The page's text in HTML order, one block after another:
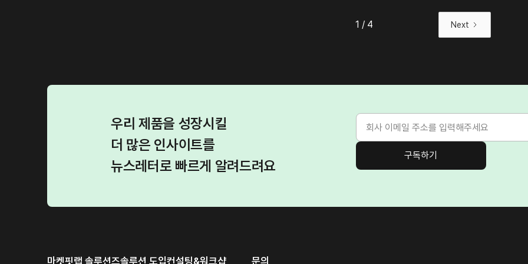
1 / 4 Next
우리 제품을 성장시킬
더 많은 인사이트를
뉴스레터로 빠르게 알려드려요
마켓핏랩 솔루션즈솔루션 도입컨설팅&워크샵 문의